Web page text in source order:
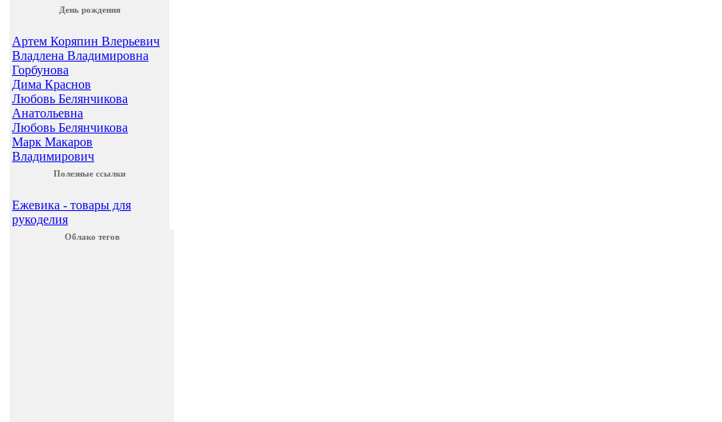
День рождения
Артем Коряпин Влерьевич
Владлена Владимировна
Горбунова
Дима Краснов
Любовь Белянчикова
Анатольевна
Любовь Белянчикова
Марк Макаров
Владимирович
Полезные ссылки
Ежевика - товары для
рукоделия
Облако тегов